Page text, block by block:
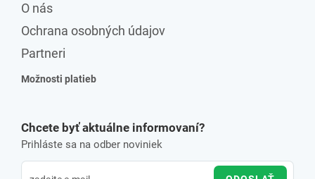
O nás
Ochrana osobných údajov
Partneri
Možnosti platieb
Chcete byť aktuálne informovaní?
Prihláste sa na odber noviniek